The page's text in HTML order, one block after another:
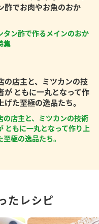
酢でお肉やお魚のおか
タン酢で作るメインのおか
集
の店主と、ミツカンの技
が ともに一丸となって作
げた至極の逸品たち。
の店主と、ミツカンの技術
ともに一丸となって作り上
至極の逸品たち。
たレシピ